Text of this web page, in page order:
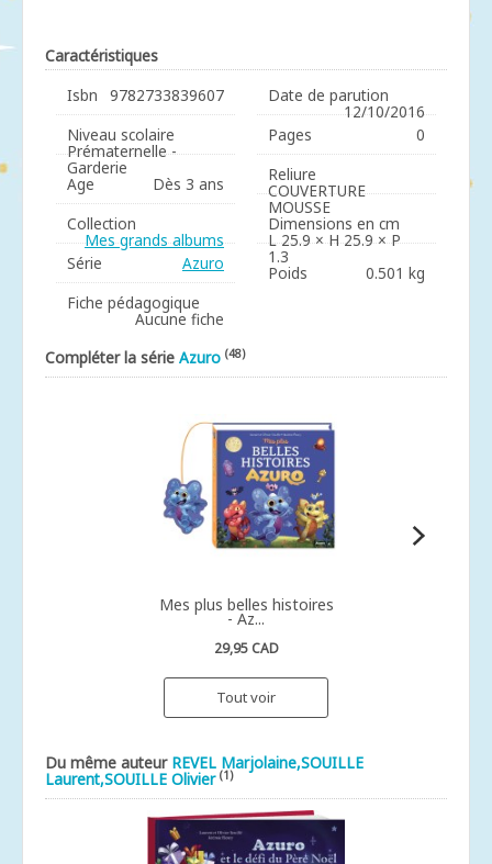
Caractéristiques
Isbn
9782733839607
Niveau scolaire
Prématernelle -
Garderie
Age
Dès 3 ans
Collection
Mes grands albums
Série
Azuro
Fiche pédagogique
Aucune fiche
Date de parution
12/10/2016
Pages
0
Reliure
COUVERTURE
MOUSSE
Dimensions en cm
L 25.9 × H 25.9 × P
1.3
Poids 0.501 kg
Compléter la série Azuro (48)
Mes plus belles histoires
- Az...
29,95 CAD
Tout voir
Du même auteur REVEL Marjolaine,SOUILLE
Laurent,SOUILLE Olivier (1)